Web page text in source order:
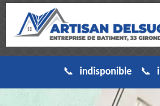
indisponible